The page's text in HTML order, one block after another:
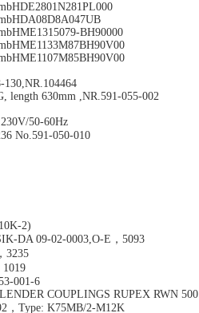
BH90000
length 630mm ,NR.591-055-002
50-60Hz
No.591-050-010
2)
DA 09-02-0003,O-E，5093
3235
1019
001-6
COUPLINGS RUPEX RWN 500
，Type: K75MB/2-M12K